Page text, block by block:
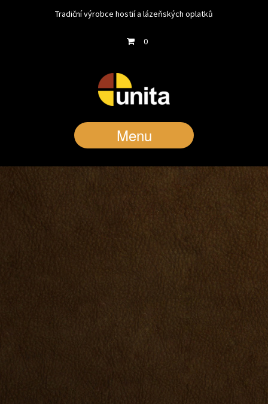
Tradiční výrobce hostií a lázeňských oplatků
0
Menu